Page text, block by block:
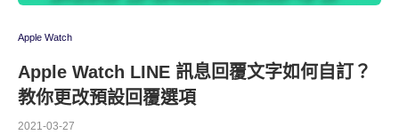
Apple Watch
Apple Watch LINE 訊息回覆文字如何自訂？
教你更改預設回覆選項
2021-03-27